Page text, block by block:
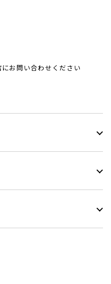
お問い合わせください